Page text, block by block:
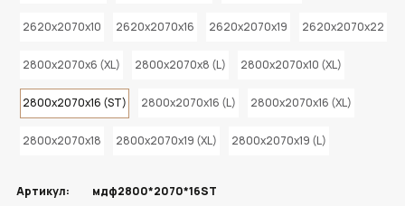
2620x2070x10 2620x2070x16 2620x2070x19 2620x2070x22
2800x2070x6 (XL) 2800x2070x8 (L) 2800x2070x10 (XL)
2800x2070x16 (ST) 2800x2070x16 (L) 2800x2070x16 (XL)
2800x2070x18 2800x2070x19 (XL) 2800x2070x19 (L)
Артикул: мдф2800*2070*16ST